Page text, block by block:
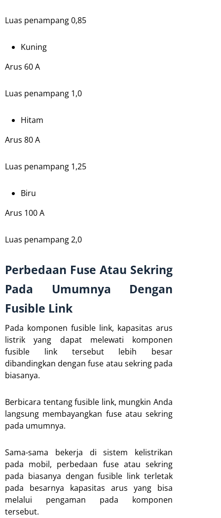
Luas penampang 0,85
Kuning
Arus 60 A
Luas penampang 1,0
Hitam
Arus 80 A
Luas penampang 1,25
Biru
Arus 100 A
Luas penampang 2,0
Perbedaan Fuse Atau Sekring
Pada Umumnya Dengan
Fusible Link
Pada komponen fusible link, kapasitas arus
listrik yang dapat melewati komponen
fusible link tersebut lebih besar
dibandingkan dengan fuse atau sekring pada
biasanya.
Berbicara tentang fusible link, mungkin Anda
langsung membayangkan fuse atau sekring
pada umumnya.
Sama-sama bekerja di sistem kelistrikan
pada mobil, perbedaan fuse atau sekring
pada biasanya dengan fusible link terletak
pada besarnya kapasitas arus yang bisa
melalui pengaman pada komponen
tersebut.